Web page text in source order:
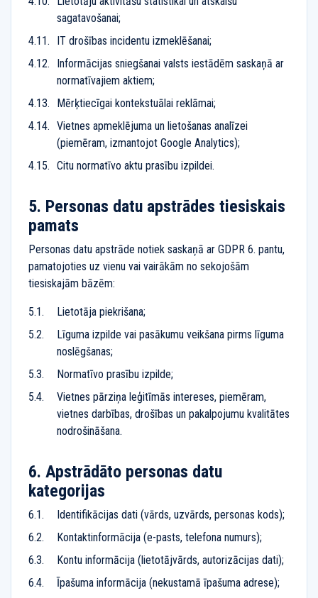
sagatavošanai;
IT drošības incidentu izmeklēšanai;
Informācijas sniegšanai valsts iestādēm saskaņā ar
normatīvajiem aktiem;
Mērķtiecīgai kontekstuālai reklāmai;
Vietnes apmeklējuma un lietošanas analīzei
(piemēram, izmantojot Google Analytics);
Citu normatīvo aktu prasību izpildei.
Personas datu apstrādes tiesiskais
pamats
Personas datu apstrāde notiek saskaņā ar GDPR 6. pantu,
pamatojoties uz vienu vai vairākām no sekojošām
tiesiskajām bāzēm:
Lietotāja piekrišana;
Līguma izpilde vai pasākumu veikšana pirms līguma
noslēgšanas;
Normatīvo prasību izpilde;
Vietnes pārziņa leģitīmās intereses, piemēram,
vietnes darbības, drošības un pakalpojumu kvalitātes
nodrošināšana.
Apstrādāto personas datu
kategorijas
Identifikācijas dati (vārds, uzvārds, personas kods);
Kontaktinformācija (e-pasts, telefona numurs);
Kontu informācija (lietotājvārds, autorizācijas dati);
Īpašuma informācija (nekustamā īpašuma adrese);